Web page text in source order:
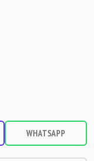
WHATSAPP